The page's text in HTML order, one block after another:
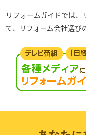
リフォームガイドでは
て、リフォーム会社選び